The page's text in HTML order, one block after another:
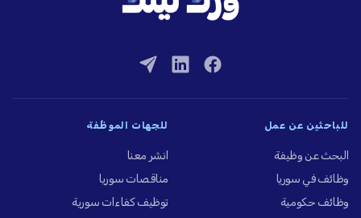
للباحثين عن عمل
البحث عن وظيفة
وظائف في سوريا
وظائف حكومية
للجهات الموظِّفة
انشر معنا
مناقصات سوريا
توظيف كفاءات سورية